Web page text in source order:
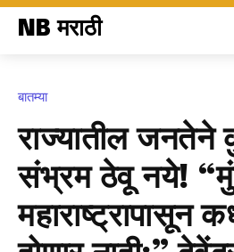
NB मराठी
बातम्या
राज्यातील जनतेने
संभ्रम ठेवू नये!
महाराष्ट्रापासून